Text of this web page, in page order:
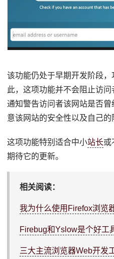
该功能仍处于早期开发阶段
此，这项功能并不会阻止访
通知警告访问者该网站是否
意该网站的安全性以及自己的
这项功能特别适合中小站长或
期待它的更新。
相关阅读：
我为什么使用Firefox浏览
Firebug和Yslow是个好工
三大主流浏览器Web开发